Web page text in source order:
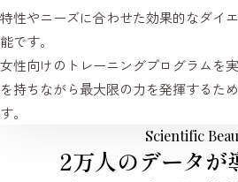
特性やニーズに合わせた効果的なダイ
能です。
女性向けのトレーニングプログラムを
を持ちながら最大限の力を発揮するた
す。
Scientific
2万人のデータが